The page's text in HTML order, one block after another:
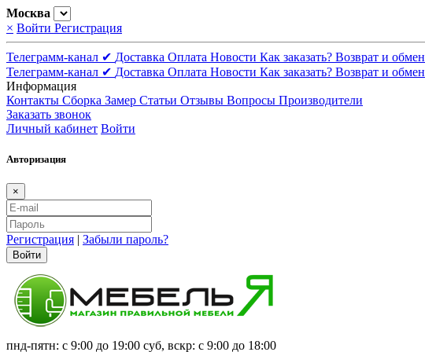
Москва
× Войти Регистрация
Телеграмм-канал ✔ Доставка Оплата Новости Как заказать? Возврат и обмен
Телеграмм-канал ✔ Доставка Оплата Новости Как заказать? Возврат и обмен
Информация
Контакты Сборка Замер Статьи Отзывы Вопросы Производители
Заказать звонок
Личный кабинет Войти
Авторизация
×
Регистрация | Забыли пароль?
Войти
пнд-пятн: с 9:00 до 19:00 суб, вскр: с 9:00 до 18:00